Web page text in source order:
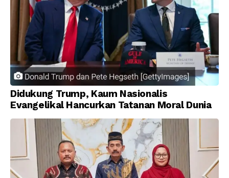
Didukung Trump, Kaum Nasionalis
Evangelikal Hancurkan Tatanan Moral Dunia